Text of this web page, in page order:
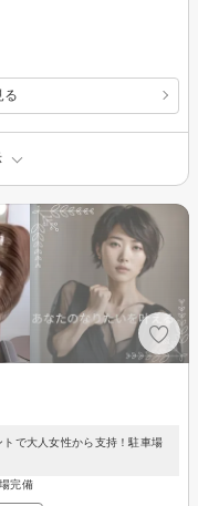
る
で大人女性から支持！駐車場
完備